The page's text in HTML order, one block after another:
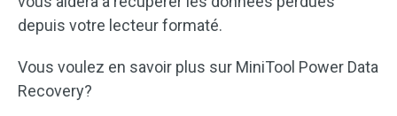
depuis votre lecteur formaté.
Vous voulez en savoir plus sur MiniTool Power Data
Recovery?